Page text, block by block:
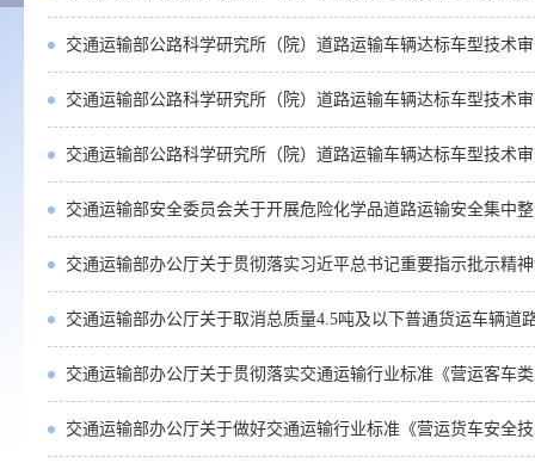
交通运输部公路科学研究所（院）道路运输车辆达标车型技术
交通运输部公路科学研究所（院）道路运输车辆达标车型技术
交通运输部公路科学研究所（院）道路运输车辆达标车型技术
交通运输部安全委员会关于开展危险化学品道路运输安全集中
交通运输部办公厅关于贯彻落实习近平总书记重要指示批示精
交通运输部办公厅关于取消总质量4.5吨及以下普通货运车辆道
交通运输部办公厅关于贯彻落实交通运输行业标准《营运客车
交通运输部办公厅关于做好交通运输行业标准《营运货车安全